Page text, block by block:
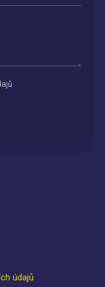
údajů